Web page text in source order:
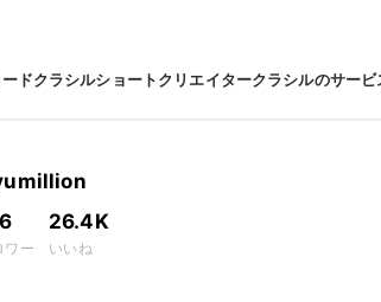
ドクラシルショートクリエイタークラシルのサービ
ワー
26.4K
いいね